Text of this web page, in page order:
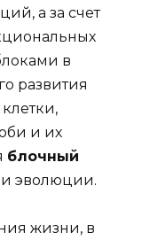
а за счет
в
развития
и их
блочный
эволюции.
жизни, в